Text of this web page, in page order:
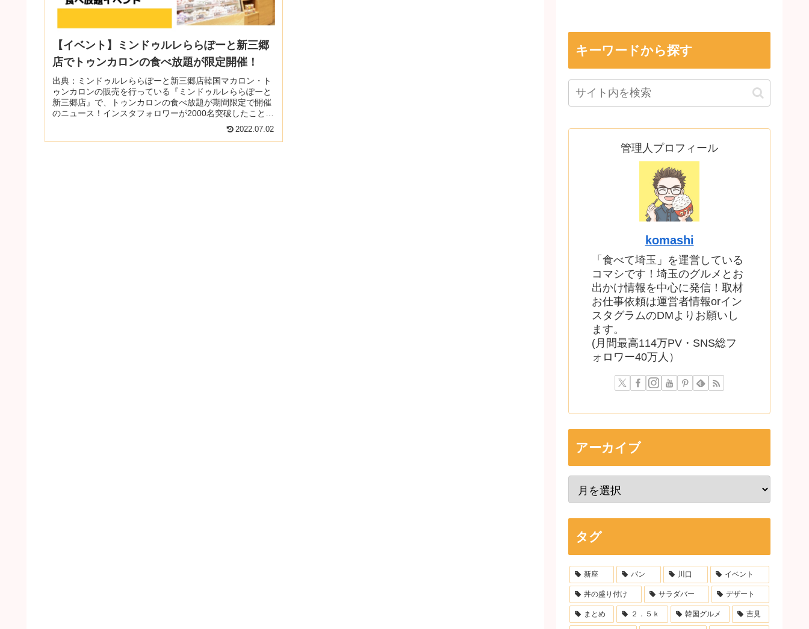
【イベント】ミンドゥルレららぽーと新三郷
店でトゥンカロンの食べ放題が限定開催！
出典：ミンドゥルレららぽーと新三郷店韓国マカロン・ト
ゥンカロンの販売を行っている『ミンドゥルレららぽーと
新三郷店』で、トゥンカロンの食べ放題が期間限定で開催
のニュース！インスタフォロワーが2000名突破したことに
2022.07.02
キーワードから探す
管理人プロフィール
komashi
「食べて埼玉」を運営している
コマシです！埼玉のグルメとお
出かけ情報を中心に発信！取材
お仕事依頼は運営者情報orイン
スタグラムのDMよりお願いし
ます。
(月間最高114万PV・SNS総フ
ォロワー40万人）
アーカイブ
タグ
新座 パン 川口 イベント
丼の盛り付け サラダバー デザート
まとめ ２．５ｋ 韓国グルメ 吉見